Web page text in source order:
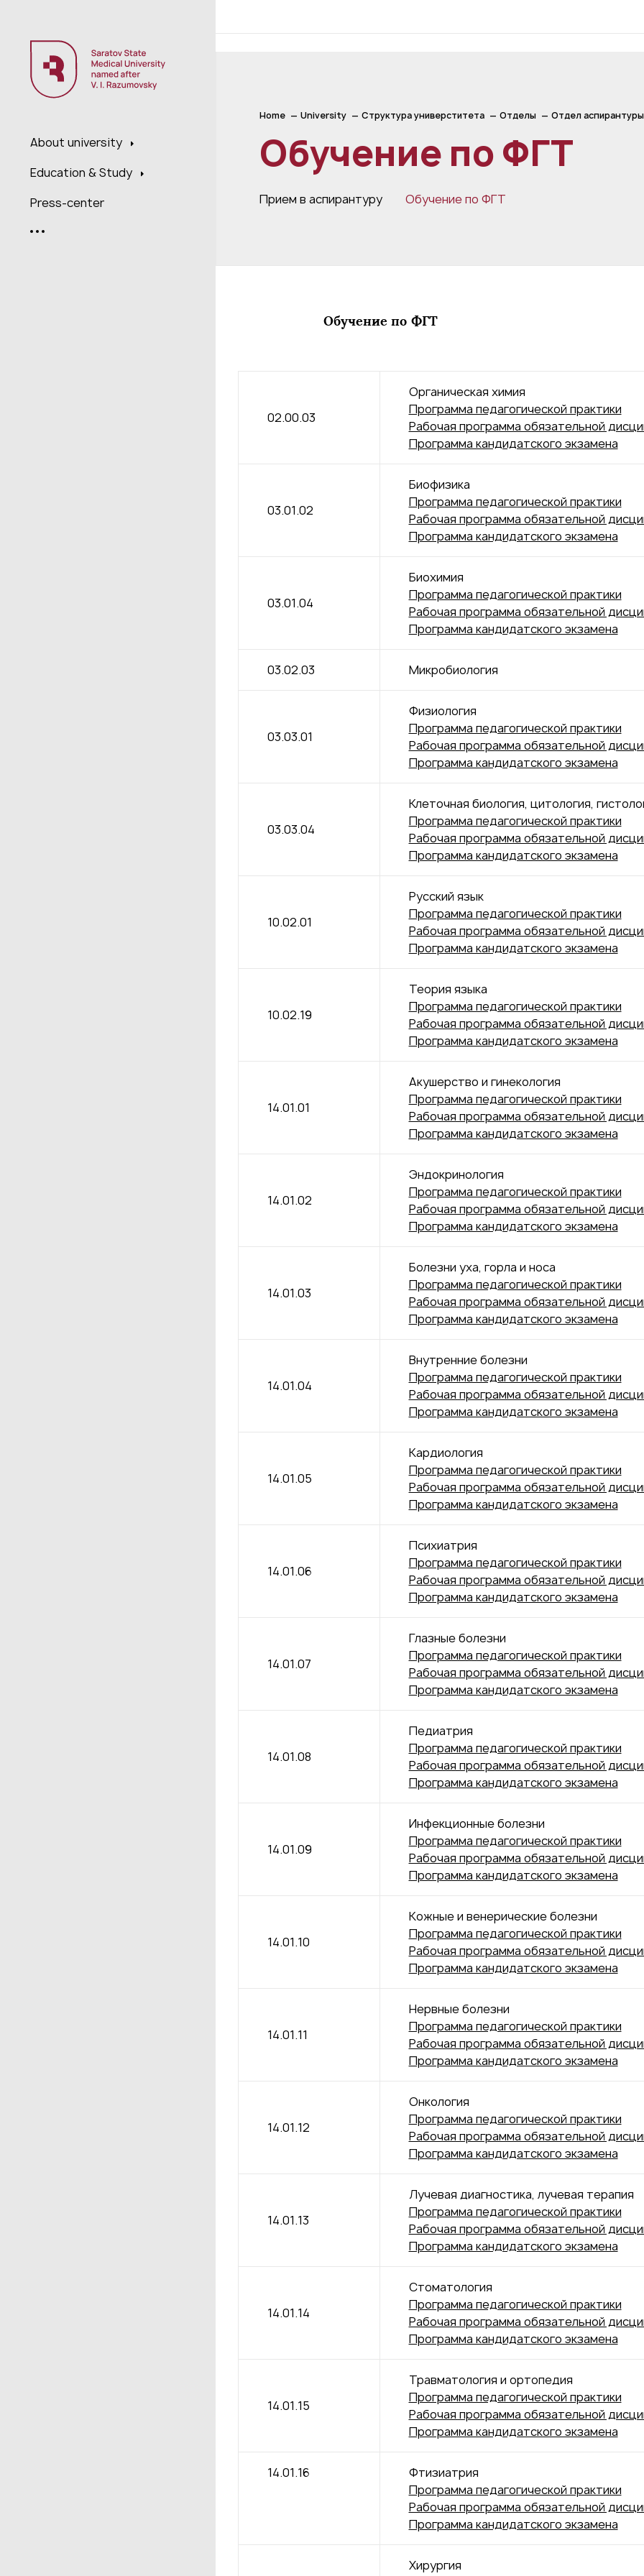
About university
Education & Study
Press-center
Home University Структура универститета Отделы Отдел аспирантуры
Обучение по ФГТ
Прием в аспирантуру Обучение по ФГТ
Обучение по ФГТ
02.00.03
Органическая химия
Программа педагогической практики
Рабочая программа обязательной
Программа кандидатского экзамена
03.01.02
Биофизика
Программа педагогической практики
Рабочая программа обязательной
Программа кандидатского экзамена
03.01.04
Биохимия
Программа педагогической практики
Рабочая программа обязательной
Программа кандидатского экзамена
03.02.03 Микробиология
03.03.01
Физиология
Программа педагогической практики
Рабочая программа обязательной
Программа кандидатского экзамена
03.03.04
Клеточная биология, цитология,
Программа педагогической практики
Рабочая программа обязательной
Программа кандидатского экзамена
10.02.01
Русский язык
Программа педагогической практики
Рабочая программа обязательной
Программа кандидатского экзамена
10.02.19
Теория языка
Программа педагогической практики
Рабочая программа обязательной
Программа кандидатского экзамена
14.01.01
Акушерство и гинекология
Программа педагогической практики
Рабочая программа обязательной
Программа кандидатского экзамена
14.01.02
Эндокринология
Программа педагогической практики
Рабочая программа обязательной
Программа кандидатского экзамена
14.01.03
Болезни уха, горла и носа
Программа педагогической практики
Рабочая программа обязательной
Программа кандидатского экзамена
14.01.04
Внутренние болезни
Программа педагогической практики
Рабочая программа обязательной
Программа кандидатского экзамена
14.01.05
Кардиология
Программа педагогической практики
Рабочая программа обязательной
Программа кандидатского экзамена
14.01.06
Психиатрия
Программа педагогической практики
Рабочая программа обязательной
Программа кандидатского экзамена
14.01.07
Глазные болезни
Программа педагогической практики
Рабочая программа обязательной
Программа кандидатского экзамена
14.01.08
Педиатрия
Программа педагогической практики
Рабочая программа обязательной
Программа кандидатского экзамена
14.01.09
Инфекционные болезни
Программа педагогической практики
Рабочая программа обязательной
Программа кандидатского экзамена
14.01.10
Кожные и венерические болезни
Программа педагогической практики
Рабочая программа обязательной
Программа кандидатского экзамена
14.01.11
Нервные болезни
Программа педагогической практики
Рабочая программа обязательной
Программа кандидатского экзамена
14.01.12
Онкология
Программа педагогической практики
Рабочая программа обязательной
Программа кандидатского экзамена
14.01.13
Лучевая диагностика, лучевая терапия
Программа педагогической практики
Рабочая программа обязательной
Программа кандидатского экзамена
14.01.14
Стоматология
Программа педагогической практики
Рабочая программа обязательной
Программа кандидатского экзамена
14.01.15
Травматология и ортопедия
Программа педагогической практики
Рабочая программа обязательной
Программа кандидатского экзамена
14.01.16
Фтизиатрия
Программа педагогической практики
Рабочая программа обязательной
Программа кандидатского экзамена
Хирургия